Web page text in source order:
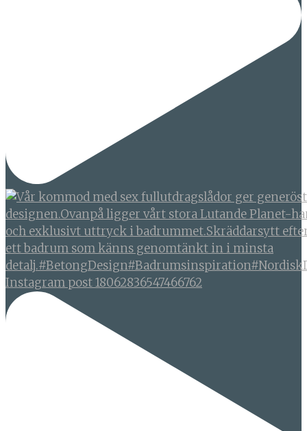
Instagram post 18062836547466762